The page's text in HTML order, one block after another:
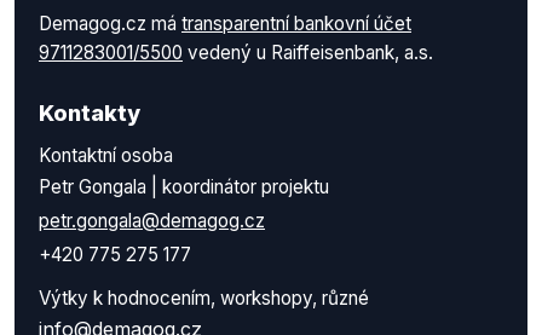
Demagog.cz má transparentní bankovní účet
9711283001/5500 vedený u Raiffeisenbank, a.s.
Kontakty
Kontaktní osoba
Petr Gongala | koordinátor projektu
petr.gongala@demagog.cz
+420 775 275 177
Výtky k hodnocením, workshopy, různé
info@demagog.cz